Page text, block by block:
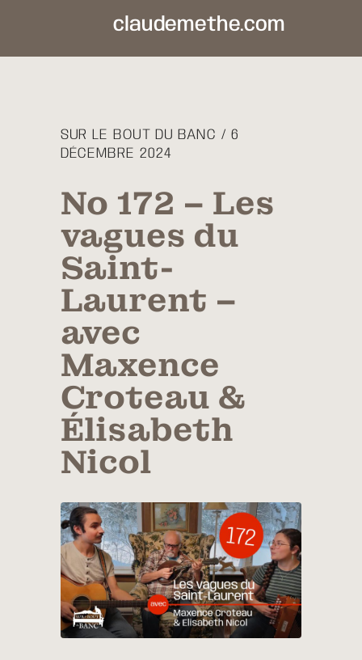
claudemethe.com
SUR LE BOUT DU BANC / 6
DÉCEMBRE 2024
No 172 – Les
vagues du
Saint-
Laurent –
avec
Maxence
Croteau &
Élisabeth
Nicol